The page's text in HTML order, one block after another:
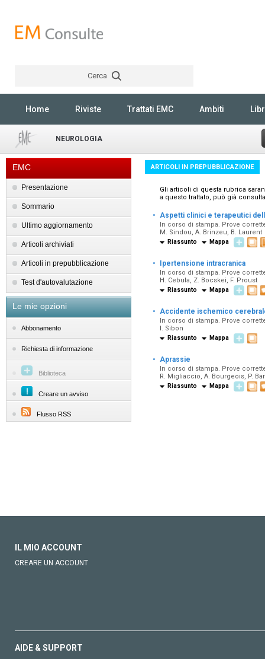
Cerca
Home Riviste Trattati EMC Ambiti
NEUROLOGIA
EMC
Presentazione
Sommario
Ultimo aggiornamento
Articoli archiviati
Articoli in prepubblicazione
Test d'autovalutazione
Le mie opzioni
Abbonamento
Richiesta di informazione
Biblioteca
Creare un avviso
Flusso RSS
ARTICOLI IN PREPUBBLICAZIONE
Gli articoli di questa rubrica
a questo trattato, può già
· Aspetti clinici e terapeutici
In corso di stampa. Prove
M. Sindou, A. Brinzeu, B. Laurent
Riassunto Mappa
· Ipertensione intracranica
In corso di stampa. Prove
H. Cebula, Z. Bocskei, F. Proust
Riassunto Mappa
· Accidente ischemico
In corso di stampa. Prove
I. Sibon
Riassunto Mappa
· Aprassie
In corso di stampa. Prove
R. Migliaccio, A. Bourgeois, P.
Riassunto Mappa
IL MIO ACCOUNT
CREARE UN ACCOUNT
AIDE & SUPPORT